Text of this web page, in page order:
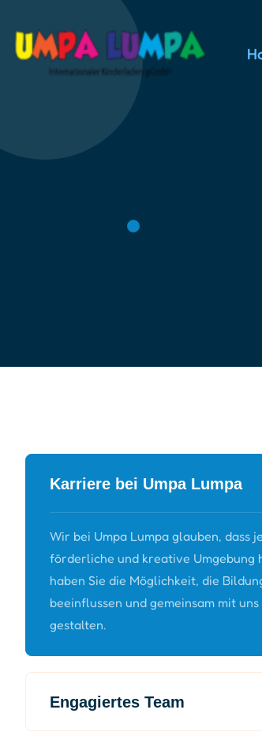
Karriere bei Umpa Lumpa
Wir bei Umpa Lumpa glauben, dass
förderliche und kreative Umgebung
haben Sie die Möglichkeit, die
beeinflussen und gemeinsam mit
gestalten.
Engagiertes Team